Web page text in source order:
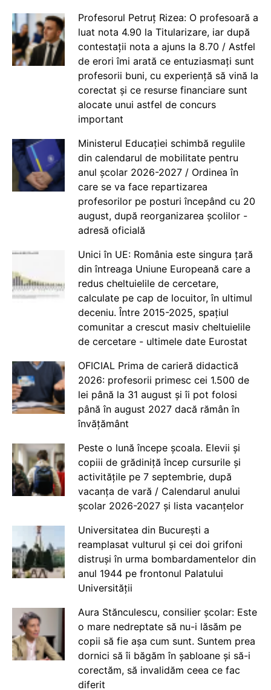
Profesorul Petruț Rizea: O profesoară a
luat nota 4.90 la Titularizare, iar după
contestații nota a ajuns la 8.70 / Astfel
de erori îmi arată ce entuziasmați sunt
profesorii buni, cu experiență să vină la
corectat și ce resurse financiare sunt
alocate unui astfel de concurs
important
Ministerul Educației schimbă regulile
din calendarul de mobilitate pentru
anul școlar 2026-2027 / Ordinea în
care se va face repartizarea
profesorilor pe posturi începând cu 20
august, după reorganizarea școlilor -
adresă oficială
Unici în UE: România este singura țară
din întreaga Uniune Europeană care a
redus cheltuielile de cercetare,
calculate pe cap de locuitor, în ultimul
deceniu. Între 2015-2025, spațiul
comunitar a crescut masiv cheltuielile
de cercetare - ultimele date Eurostat
OFICIAL Prima de carieră didactică
2026: profesorii primesc cei 1.500 de
lei până la 31 august și îi pot folosi
până în august 2027 dacă rămân în
învățământ
Peste o lună începe școala. Elevii și
copiii de grădiniță încep cursurile și
activitățile pe 7 septembrie, după
vacanța de vară / Calendarul anului
școlar 2026-2027 și lista vacanțelor
Universitatea din București a
reamplasat vulturul și cei doi grifoni
distruși în urma bombardamentelor din
anul 1944 pe frontonul Palatului
Universității
Aura Stănculescu, consilier școlar: Este
o mare nedreptate să nu-i lăsăm pe
copii să fie așa cum sunt. Suntem prea
dornici să îi băgăm în șabloane și să-i
corectăm, să invalidăm ceea ce fac
diferit